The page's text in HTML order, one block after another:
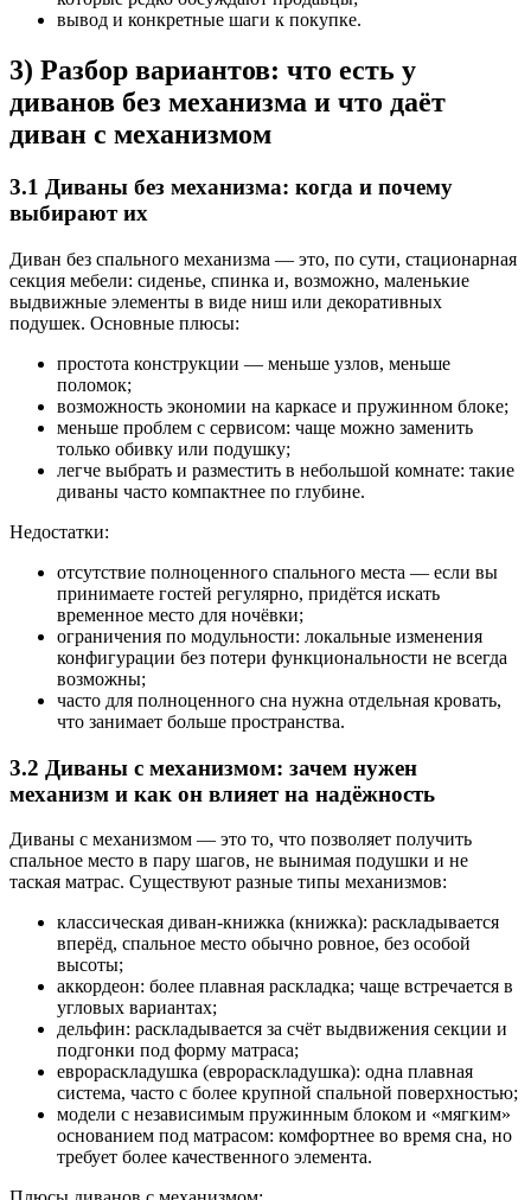
вывод и конкретные шаги к покупке.
3) Разбор вариантов: что есть у
диванов без механизма и что даёт
диван с механизмом
3.1 Диваны без механизма: когда и почему
выбирают их
Диван без спального механизма — это, по сути, стационарная
секция мебели: сиденье, спинка и, возможно, маленькие
выдвижные элементы в виде ниш или декоративных
подушек. Основные плюсы:
простота конструкции — меньше узлов, меньше
поломок;
возможность экономии на каркасе и пружинном блоке;
меньше проблем с сервисом: чаще можно заменить
только обивку или подушку;
легче выбрать и разместить в небольшой комнате: такие
диваны часто компактнее по глубине.
Недостатки:
отсутствие полноценного спального места — если вы
принимаете гостей регулярно, придётся искать
временное место для ночёвки;
ограничения по модульности: локальные изменения
конфигурации без потери функциональности не всегда
возможны;
часто для полноценного сна нужна отдельная кровать,
что занимает больше пространства.
3.2 Диваны с механизмом: зачем нужен
механизм и как он влияет на надёжность
Диваны с механизмом — это то, что позволяет получить
спальное место в пару шагов, не вынимая подушки и не
таская матрас. Существуют разные типы механизмов:
классическая диван-книжка (книжка): раскладывается
вперёд, спальное место обычно ровное, без особой
высоты;
аккордеон: более плавная раскладка; чаще встречается в
угловых вариантах;
дельфин: раскладывается за счёт выдвижения секции и
подгонки под форму матраса;
еврорaскладушка (еврораскладушка): одна плавная
система, часто с более крупной спальной поверхностью;
модели с независимым пружинным блоком и «мягким»
основанием под матрасом: комфортнее во время сна, но
требует более качественного элемента.